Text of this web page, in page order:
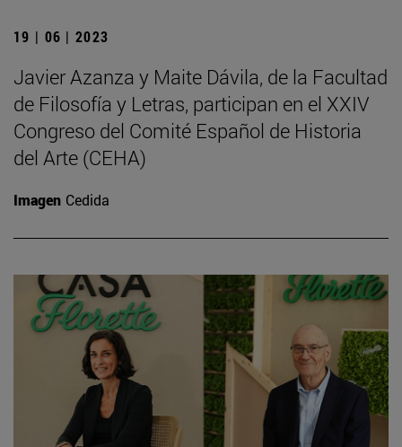
19 | 06 | 2023
Javier Azanza y Maite Dávila, de la Facultad
de Filosofía y Letras, participan en el XXIV
Congreso del Comité Español de Historia
del Arte (CEHA)
Imagen Cedida